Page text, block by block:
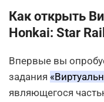
Как открыть
Honkai: Star Rail
Впервые вы
задания
являющегося